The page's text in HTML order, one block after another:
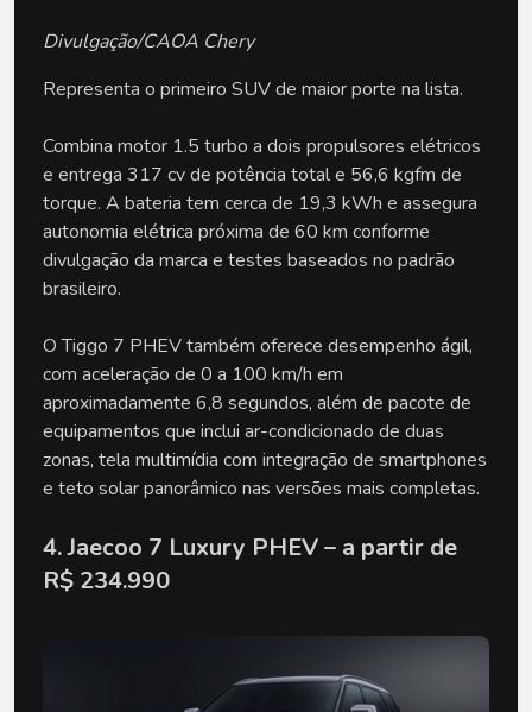
Divulgação/CAOA Chery
Representa o primeiro SUV de maior porte na lista.
Combina motor 1.5 turbo a dois propulsores elétricos
e entrega 317 cv de potência total e 56,6 kgfm de
torque. A bateria tem cerca de 19,3 kWh e assegura
autonomia elétrica próxima de 60 km conforme
divulgação da marca e testes baseados no padrão
brasileiro.
O Tiggo 7 PHEV também oferece desempenho ágil,
com aceleração de 0 a 100 km/h em
aproximadamente 6,8 segundos, além de pacote de
equipamentos que inclui ar-condicionado de duas
zonas, tela multimídia com integração de smartphones
e teto solar panorâmico nas versões mais completas.
4. Jaecoo 7 Luxury PHEV – a partir de
R$ 234.990